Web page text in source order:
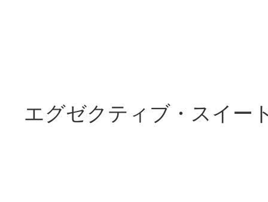
エグゼクティブ・スイー